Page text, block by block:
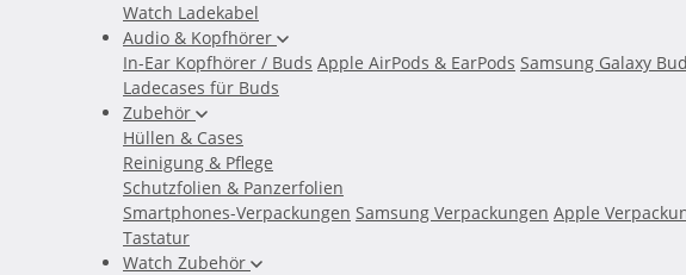
Watch Ladekabel
Audio & Kopfhörer
In-Ear Kopfhörer / Buds Apple AirPods & EarPods Samsung Galaxy
Ladecases für Buds
Zubehör
Hüllen & Cases
Reinigung & Pflege
Schutzfolien & Panzerfolien
Smartphones-Verpackungen Samsung Verpackungen Apple
Tastatur
Watch Zubehör